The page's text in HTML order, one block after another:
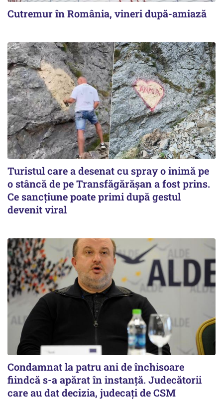
Cutremur în România, vineri după-amiază
Turistul care a desenat cu spray o inimă pe
o stâncă de pe Transfăgărășan a fost prins.
Ce sancțiune poate primi după gestul
devenit viral
Condamnat la patru ani de închisoare
fiindcă s-a apărat în instanță. Judecătorii
care au dat decizia, judecați de CSM